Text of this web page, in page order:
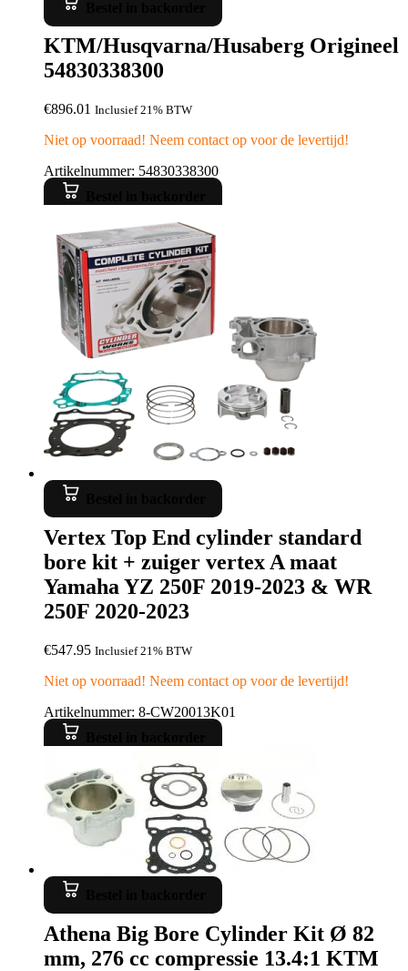
KTM/Husqvarna/Husaberg Origineel
54830338300
€896.01 Inclusief 21% BTW
Niet op voorraad! Neem contact op voor de levertijd!
Artikelnummer: 54830338300
Vertex Top End cylinder standard
bore kit + zuiger vertex A maat
Yamaha YZ 250F 2019-2023 & WR
250F 2020-2023
€547.95 Inclusief 21% BTW
Niet op voorraad! Neem contact op voor de levertijd!
Artikelnummer: 8-CW20013K01
Athena Big Bore Cylinder Kit Ø 82
mm, 276 cc compressie 13.4:1 KTM